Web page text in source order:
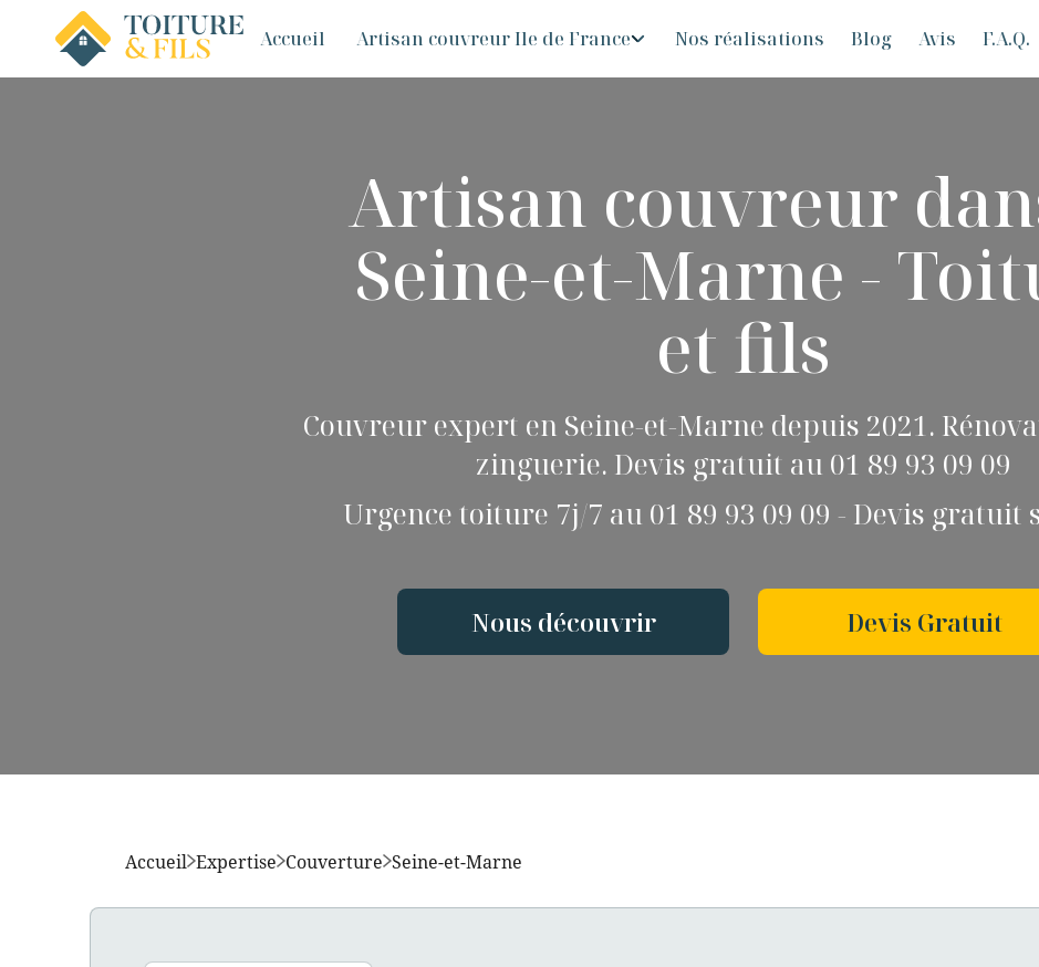
Accueil Artisan couvreur Ile de France Nos réalisations Blog Avis F.A.Q.
Artisan couvreur
Seine-et-Marne -
et fils
Couvreur expert en Seine-et-Marne depuis 2021.
zinguerie. Devis gratuit au 01 89 93 09 09
Urgence toiture 7j/7 au 01 89 93 09 09 - Devis gratuit
Nous découvrir Devis Gratuit
Accueil Expertise Couverture Seine-et-Marne